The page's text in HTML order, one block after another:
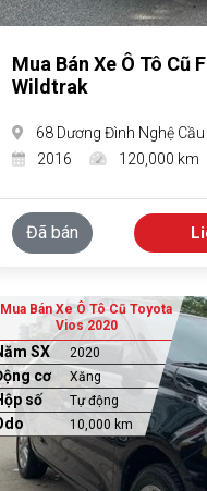
Mua Bán Xe Ô Tô Cũ
Wildtrak
68 Dương Đình Nghệ
2016
120,000 km
Đã bán
Mua Bán Xe Ô Tô Cũ Toyota
Vios 2020
SX 2020
cơ Xăng
số Tự động
10,000 km